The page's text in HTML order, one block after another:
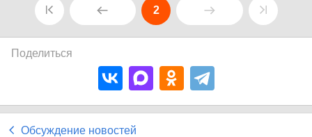
2
Поделиться
Обсуждение новостей